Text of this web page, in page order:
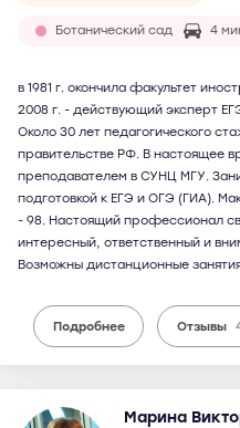
Ботанический сад 4
в 1981 г. окончила факультет
2008 г. - действующий эксперт
Около 30 лет педагогического
правительстве РФ. В настоящее
преподавателем в СУНЦ МГУ.
подготовкой к ЕГЭ и ОГЭ (ГИА).
- 98. Настоящий профессионал
интересный, ответственный и
Возможны дистанционные
Подробнее Отзывы
Марина